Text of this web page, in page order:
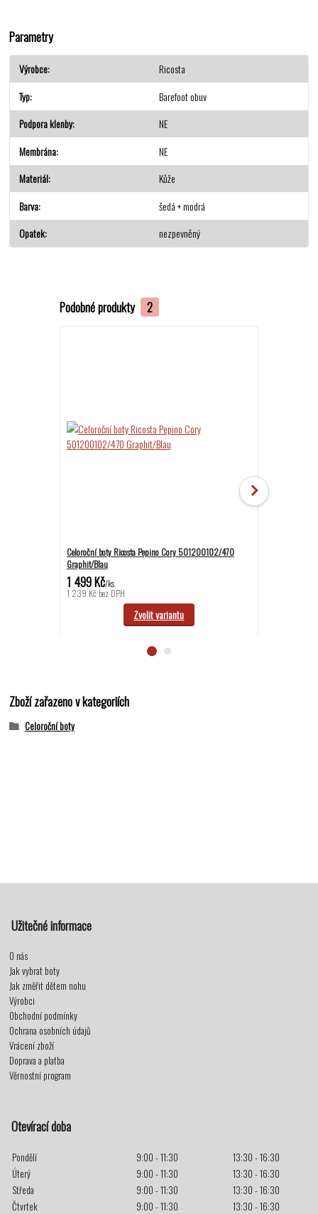
Parametry
Výrobce
Ricosta
Typ
Barefoot obuv
Podpora klenby
NE
Membrána
NE
Materiál
Kůže
Barva
šedá + modrá
Opatek
nezpevněný
Podobné produkty 2
Celoroční boty Ricosta Pepino Cory 501200102/470
Graphit/Blau
1 499 Kč/ks
1 239 Kč bez DPH
Zvolit variantu
Zboží zařazeno v kategoriích
Celoroční boty
Užitečné informace
O nás
Jak vybrat boty
Jak změřit dětem nohu
Výrobci
Obchodní podmínky
Ochrana osobních údajů
Vrácení zboží
Doprava a platba
Věrnostní program
Otevírací doba
Pondělí 9:00 - 11:30
13:30 - 16:30
Úterý
9:00 - 11:30
13:30 - 16:30
Středa
9:00 - 11:30
13:30 - 16:30
Čtvrtek
9:00 - 11:30
13:30 - 16:30